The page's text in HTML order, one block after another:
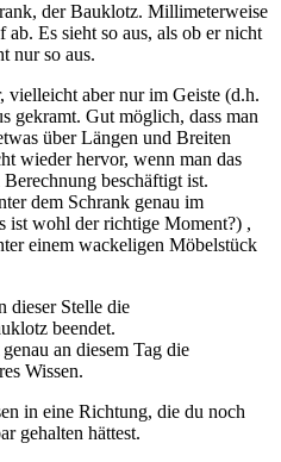
der Bauklotz. Millimeterweise
Es sieht so aus, als ob er nicht
nur so aus.
vielleicht aber nur im Geiste (d.h.
gekramt. Gut möglich, dass man
über Längen und Breiten
wieder hervor, wenn man das
beschäftigt ist.
dem Schrank genau im
ist wohl der richtige Moment?) ,
einem wackeligen Möbelstück
dieser Stelle die
beendet.
an diesem Tag die
Wissen.
in eine Richtung, die du noch
gehalten hättest.